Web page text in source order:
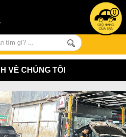
0
VỀ CHÚNG TÔI